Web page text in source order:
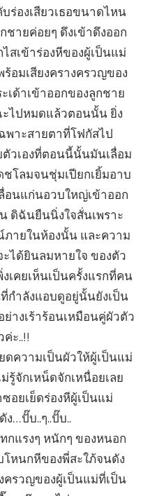
ร่องเสียวเธอขนาดไหน
ชายค่อยๆ ดึงเข้าดึงออก
สเข้าร่องหีของผู้เป็นแม่
อมเสียงครางครวญของ
เด้าเข้าออกของลูกชาย
ะไปหมดแล้วตอนนั้น ยิ่ง
พาะสายตาที่โฟกัสไป
วเองที่ตอนนี้นั้นมันเลื่อม
โลมจนชุ่มเปียกเยิ้มอาบ
อนแก่นอวบใหญ่เข้าออก
ดิฉันยืนนิ่งใจสั่นเพราะ
ภายในห้องนั้น และความ
ได้ยินลมหายใจ ของตัว
เคยเห็นเป็นครั้งแรกที่คน
กำลังแอบดูอยู่นั้นยังเป็น
างเร้าร้อนเหมือนคู่ผัวตัว
ะ..!!
ดความเป็นผัวให้ผู้เป็นแม่
จักเหน็ดจักเหนื่อยเลย
อยเย็ดร่องหีผู้เป็นแม่
ง…ปั๊บ..ๆ..ปั๊บ..
กแรงๆ หนักๆ ของหนอก
หนกหีของพี่สะใภ้จนดัง
ครวญของผู้เป็นแม่ที่เป็น